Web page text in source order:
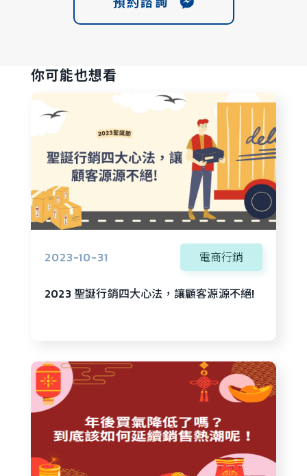
你可能也想看
2023-10-31 電商行銷
2023 聖誕行銷四大心法，讓顧客源源不絕!